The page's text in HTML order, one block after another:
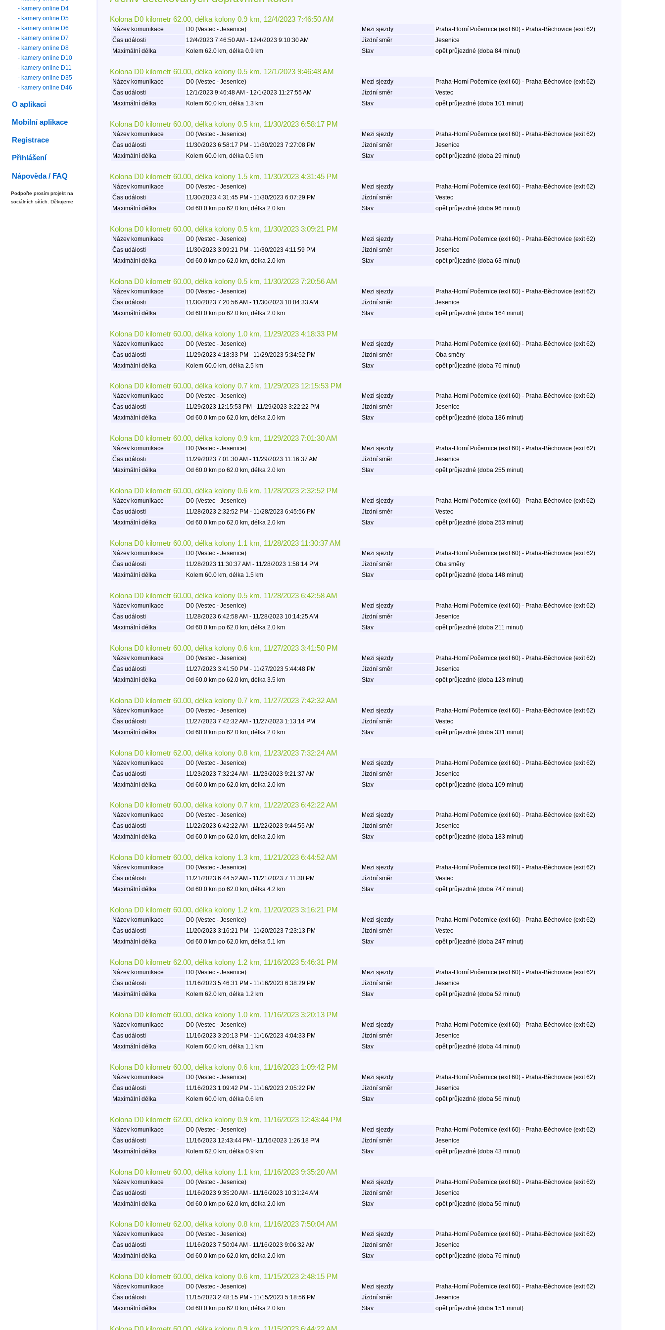
Kolona D0 kilometr 62.00, délka kolony 0.9 km, 12/4/2023 7:46:50 AM
Název komunikace D0 (Vestec - Jesenice) Mezi sjezdy
Praha-Horní Počernice (exit 60) - Praha-Běchovice (exit 62)
Čas události
12/4/2023 7:46:50 AM - 12/4/2023 9:10:30 AM Jízdní směr
Jesenice
Maximální délka
Kolem 62.0 km, délka 0.9 km Stav opět průjezdné (doba 84 minut)
Kolona D0 kilometr 60.00, délka kolony 0.5 km, 12/1/2023 9:46:48 AM
Název komunikace D0 (Vestec - Jesenice) Mezi sjezdy
Praha-Horní Počernice (exit 60) - Praha-Běchovice (exit 62)
Čas události
12/1/2023 9:46:48 AM - 12/1/2023 11:27:55 AM Jízdní směr
Vestec
Maximální délka
Kolem 60.0 km, délka 1.3 km Stav opět průjezdné (doba 101 minut)
Kolona D0 kilometr 60.00, délka kolony 0.5 km, 11/30/2023 6:58:17 PM
Název komunikace D0 (Vestec - Jesenice) Mezi sjezdy
Praha-Horní Počernice (exit 60) - Praha-Běchovice (exit 62)
Čas události
11/30/2023 6:58:17 PM - 11/30/2023 7:27:08 PM Jízdní směr
Jesenice
Maximální délka
Kolem 60.0 km, délka 0.5 km Stav opět průjezdné (doba 29 minut)
Kolona D0 kilometr 60.00, délka kolony 1.5 km, 11/30/2023 4:31:45 PM
Název komunikace D0 (Vestec - Jesenice) Mezi sjezdy
Praha-Horní Počernice (exit 60) - Praha-Běchovice (exit 62)
Čas události
11/30/2023 4:31:45 PM - 11/30/2023 6:07:29 PM Jízdní směr
Vestec
Maximální délka
Od 60.0 km po 62.0 km, délka 2.0 km Stav opět průjezdné (doba 96 minut)
Kolona D0 kilometr 60.00, délka kolony 0.5 km, 11/30/2023 3:09:21 PM
Název komunikace D0 (Vestec - Jesenice) Mezi sjezdy
Praha-Horní Počernice (exit 60) - Praha-Běchovice (exit 62)
Čas události
11/30/2023 3:09:21 PM - 11/30/2023 4:11:59 PM Jízdní směr
Jesenice
Maximální délka
Od 60.0 km po 62.0 km, délka 2.0 km Stav opět průjezdné (doba 63 minut)
Kolona D0 kilometr 60.00, délka kolony 0.5 km, 11/30/2023 7:20:56 AM
Název komunikace D0 (Vestec - Jesenice) Mezi sjezdy
Praha-Horní Počernice (exit 60) - Praha-Běchovice (exit 62)
Čas události
11/30/2023 7:20:56 AM - 11/30/2023 10:04:33 AM Jízdní směr
Jesenice
Maximální délka
Od 60.0 km po 62.0 km, délka 2.0 km Stav opět průjezdné (doba 164 minut)
Kolona D0 kilometr 60.00, délka kolony 1.0 km, 11/29/2023 4:18:33 PM
Název komunikace D0 (Vestec - Jesenice) Mezi sjezdy
Praha-Horní Počernice (exit 60) - Praha-Běchovice (exit 62)
Čas události
11/29/2023 4:18:33 PM - 11/29/2023 5:34:52 PM Jízdní směr
Oba směry
Maximální délka
Kolem 60.0 km, délka 2.5 km Stav opět průjezdné (doba 76 minut)
Kolona D0 kilometr 60.00, délka kolony 0.7 km, 11/29/2023 12:15:53 PM
Název komunikace D0 (Vestec - Jesenice) Mezi sjezdy
Praha-Horní Počernice (exit 60) - Praha-Běchovice (exit 62)
Čas události
11/29/2023 12:15:53 PM - 11/29/2023 3:22:22 PM Jízdní směr
Jesenice
Maximální délka
Od 60.0 km po 62.0 km, délka 2.0 km Stav opět průjezdné (doba 186 minut)
Kolona D0 kilometr 60.00, délka kolony 0.9 km, 11/29/2023 7:01:30 AM
Název komunikace D0 (Vestec - Jesenice) Mezi sjezdy
Praha-Horní Počernice (exit 60) - Praha-Běchovice (exit 62)
Čas události
11/29/2023 7:01:30 AM - 11/29/2023 11:16:37 AM Jízdní směr
Jesenice
Maximální délka
Od 60.0 km po 62.0 km, délka 2.0 km Stav opět průjezdné (doba 255 minut)
Kolona D0 kilometr 60.00, délka kolony 0.6 km, 11/28/2023 2:32:52 PM
Název komunikace D0 (Vestec - Jesenice) Mezi sjezdy
Praha-Horní Počernice (exit 60) - Praha-Běchovice (exit 62)
Čas události
11/28/2023 2:32:52 PM - 11/28/2023 6:45:56 PM Jízdní směr
Vestec
Maximální délka
Od 60.0 km po 62.0 km, délka 2.0 km Stav opět průjezdné (doba 253 minut)
Kolona D0 kilometr 60.00, délka kolony 1.1 km, 11/28/2023 11:30:37 AM
Název komunikace D0 (Vestec - Jesenice) Mezi sjezdy
Praha-Horní Počernice (exit 60) - Praha-Běchovice (exit 62)
Čas události
11/28/2023 11:30:37 AM - 11/28/2023 1:58:14 PM Jízdní směr
Oba směry
Maximální délka
Kolem 60.0 km, délka 1.5 km Stav opět průjezdné (doba 148 minut)
Kolona D0 kilometr 60.00, délka kolony 0.5 km, 11/28/2023 6:42:58 AM
Název komunikace D0 (Vestec - Jesenice) Mezi sjezdy
Praha-Horní Počernice (exit 60) - Praha-Běchovice (exit 62)
Čas události
11/28/2023 6:42:58 AM - 11/28/2023 10:14:25 AM Jízdní směr
Jesenice
Maximální délka
Od 60.0 km po 62.0 km, délka 2.0 km Stav opět průjezdné (doba 211 minut)
Kolona D0 kilometr 60.00, délka kolony 0.6 km, 11/27/2023 3:41:50 PM
Název komunikace D0 (Vestec - Jesenice) Mezi sjezdy
Praha-Horní Počernice (exit 60) - Praha-Běchovice (exit 62)
Čas události
11/27/2023 3:41:50 PM - 11/27/2023 5:44:48 PM Jízdní směr
Jesenice
Maximální délka
Od 60.0 km po 62.0 km, délka 3.5 km Stav opět průjezdné (doba 123 minut)
Kolona D0 kilometr 60.00, délka kolony 0.7 km, 11/27/2023 7:42:32 AM
Název komunikace D0 (Vestec - Jesenice) Mezi sjezdy
Praha-Horní Počernice (exit 60) - Praha-Běchovice (exit 62)
Čas události
11/27/2023 7:42:32 AM - 11/27/2023 1:13:14 PM Jízdní směr
Vestec
Maximální délka
Od 60.0 km po 62.0 km, délka 2.0 km Stav opět průjezdné (doba 331 minut)
Kolona D0 kilometr 62.00, délka kolony 0.8 km, 11/23/2023 7:32:24 AM
Název komunikace D0 (Vestec - Jesenice) Mezi sjezdy
Praha-Horní Počernice (exit 60) - Praha-Běchovice (exit 62)
Čas události
11/23/2023 7:32:24 AM - 11/23/2023 9:21:37 AM Jízdní směr
Jesenice
Maximální délka
Od 60.0 km po 62.0 km, délka 2.0 km Stav opět průjezdné (doba 109 minut)
Kolona D0 kilometr 60.00, délka kolony 0.7 km, 11/22/2023 6:42:22 AM
Název komunikace D0 (Vestec - Jesenice) Mezi sjezdy
Praha-Horní Počernice (exit 60) - Praha-Běchovice (exit 62)
Čas události
11/22/2023 6:42:22 AM - 11/22/2023 9:44:55 AM Jízdní směr
Jesenice
Maximální délka
Od 60.0 km po 62.0 km, délka 2.0 km Stav opět průjezdné (doba 183 minut)
Kolona D0 kilometr 60.00, délka kolony 1.3 km, 11/21/2023 6:44:52 AM
Název komunikace D0 (Vestec - Jesenice) Mezi sjezdy
Praha-Horní Počernice (exit 60) - Praha-Běchovice (exit 62)
Čas události
11/21/2023 6:44:52 AM - 11/21/2023 7:11:30 PM Jízdní směr
Vestec
Maximální délka
Od 60.0 km po 62.0 km, délka 4.2 km Stav opět průjezdné (doba 747 minut)
Kolona D0 kilometr 60.00, délka kolony 1.2 km, 11/20/2023 3:16:21 PM
Název komunikace D0 (Vestec - Jesenice) Mezi sjezdy
Praha-Horní Počernice (exit 60) - Praha-Běchovice (exit 62)
Čas události
11/20/2023 3:16:21 PM - 11/20/2023 7:23:13 PM Jízdní směr
Vestec
Maximální délka
Od 60.0 km po 62.0 km, délka 5.1 km Stav opět průjezdné (doba 247 minut)
Kolona D0 kilometr 62.00, délka kolony 1.2 km, 11/16/2023 5:46:31 PM
Název komunikace D0 (Vestec - Jesenice) Mezi sjezdy
Praha-Horní Počernice (exit 60) - Praha-Běchovice (exit 62)
Čas události
11/16/2023 5:46:31 PM - 11/16/2023 6:38:29 PM Jízdní směr
Jesenice
Maximální délka
Kolem 62.0 km, délka 1.2 km Stav opět průjezdné (doba 52 minut)
Kolona D0 kilometr 60.00, délka kolony 1.0 km, 11/16/2023 3:20:13 PM
Název komunikace D0 (Vestec - Jesenice) Mezi sjezdy
Praha-Horní Počernice (exit 60) - Praha-Běchovice (exit 62)
Čas události
11/16/2023 3:20:13 PM - 11/16/2023 4:04:33 PM Jízdní směr
Jesenice
Maximální délka
Kolem 60.0 km, délka 1.1 km Stav opět průjezdné (doba 44 minut)
Kolona D0 kilometr 60.00, délka kolony 0.6 km, 11/16/2023 1:09:42 PM
Název komunikace D0 (Vestec - Jesenice) Mezi sjezdy
Praha-Horní Počernice (exit 60) - Praha-Běchovice (exit 62)
Čas události
11/16/2023 1:09:42 PM - 11/16/2023 2:05:22 PM Jízdní směr
Jesenice
Maximální délka
Kolem 60.0 km, délka 0.6 km Stav opět průjezdné (doba 56 minut)
Kolona D0 kilometr 62.00, délka kolony 0.9 km, 11/16/2023 12:43:44 PM
Název komunikace D0 (Vestec - Jesenice) Mezi sjezdy
Praha-Horní Počernice (exit 60) - Praha-Běchovice (exit 62)
Čas události
11/16/2023 12:43:44 PM - 11/16/2023 1:26:18 PM Jízdní směr
Jesenice
Maximální délka
Kolem 62.0 km, délka 0.9 km Stav opět průjezdné (doba 43 minut)
Kolona D0 kilometr 60.00, délka kolony 1.1 km, 11/16/2023 9:35:20 AM
Název komunikace D0 (Vestec - Jesenice) Mezi sjezdy
Praha-Horní Počernice (exit 60) - Praha-Běchovice (exit 62)
Čas události
11/16/2023 9:35:20 AM - 11/16/2023 10:31:24 AM Jízdní směr
Jesenice
Maximální délka
Od 60.0 km po 62.0 km, délka 2.0 km Stav opět průjezdné (doba 56 minut)
Kolona D0 kilometr 62.00, délka kolony 0.8 km, 11/16/2023 7:50:04 AM
Název komunikace D0 (Vestec - Jesenice) Mezi sjezdy
Praha-Horní Počernice (exit 60) - Praha-Běchovice (exit 62)
Čas události
11/16/2023 7:50:04 AM - 11/16/2023 9:06:32 AM Jízdní směr
Jesenice
Maximální délka
Od 60.0 km po 62.0 km, délka 2.0 km Stav opět průjezdné (doba 76 minut)
Kolona D0 kilometr 60.00, délka kolony 0.6 km, 11/15/2023 2:48:15 PM
Název komunikace D0 (Vestec - Jesenice) Mezi sjezdy
Praha-Horní Počernice (exit 60) - Praha-Běchovice (exit 62)
Čas události
11/15/2023 2:48:15 PM - 11/15/2023 5:18:56 PM Jízdní směr
Jesenice
Maximální délka
Od 60.0 km po 62.0 km, délka 2.0 km Stav opět průjezdné (doba 151 minut)
- kamery online D4
- kamery online D5
- kamery online D6
- kamery online D7
- kamery online D8
- kamery online D10
- kamery online D11
- kamery online D35
- kamery online D46
O aplikaci
Mobilní aplikace
Registrace
Přihlášení
Nápověda / FAQ
Podpořte prosím projekt na
sociálních sítích. Děkujeme